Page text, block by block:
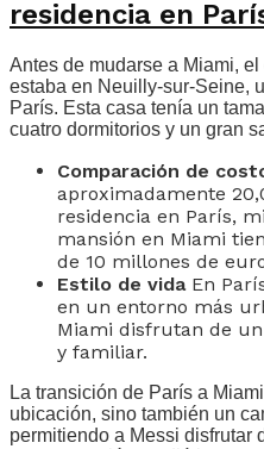
residencia en
Antes de mudarse a Miami, el
estaba en Neuilly-sur-Seine,
París. Esta casa tenía un
cuatro dormitorios y un gran
Comparación de
aproximadamente
residencia en París,
mansión en Miami
de 10 millones de
Estilo de vidaEn
en un entorno más
Miami disfrutan de
y familiar.
La transición de París a
ubicación, sino también un
permitiendo a Messi disfrutar